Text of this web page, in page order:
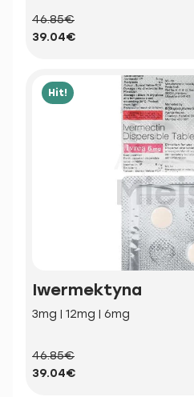
46.85€
39.04€
Hit!
Iwermektyna
3mg | 12mg | 6mg
46.85€
39.04€